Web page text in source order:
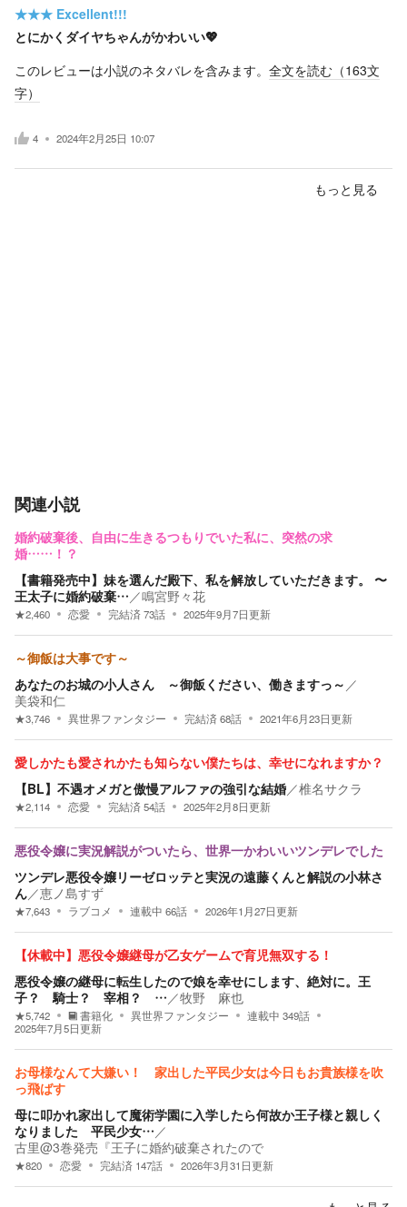
★★★ Excellent!!!
とにかくダイヤちゃんがかわいい💖
このレビューは小説のネタバレを含みます。 全文を読む（163文
字）
4 2024年2月25日 10:07
もっと見る
関連小説
婚約破棄後、自由に生きるつもりでいた私に、突然の求
婚……！？
【書籍発売中】妹を選んだ殿下、私を解放していただきます。 〜
王太子に婚約破棄… ／鳴宮野々花
★2,460 恋愛 完結済73話 2025年9月7日更新
～御飯は大事です～
あなたのお城の小人さん ～御飯ください、働きますっ～ ／
美袋和仁
★3,746 異世界ファンタジー 完結済68話 2021年6月23日更新
愛しかたも愛されかたも知らない僕たちは、幸せになれますか？
【BL】不遇オメガと傲慢アルファの強引な結婚／椎名サクラ
★2,114 恋愛 完結済54話 2025年2月8日更新
悪役令嬢に実況解説がついたら、世界一かわいいツンデレでした
ツンデレ悪役令嬢リーゼロッテと実況の遠藤くんと解説の小林さ
ん／恵ノ島すず
★7,643 ラブコメ 連載中 66話 2026年1月27日更新
【休載中】悪役令嬢継母が乙女ゲームで育児無双する！
悪役令嬢の継母に転生したので娘を幸せにします、絶対に。王
子？ 騎士？ 宰相？ … ／牧野 麻也
★5,742 書籍化 異世界ファンタジー 連載中 349話
2025年7月5日更新
お母様なんて大嫌い！ 家出した平民少女は今日もお貴族様を吹
っ飛ばす
母に叩かれ家出して魔術学園に入学したら何故か王子様と親しく
なりました 平民少女… ／
古里@3巻発売『王子に婚約破棄されたので
★820 恋愛 完結済 147話 2026年3月31日更新